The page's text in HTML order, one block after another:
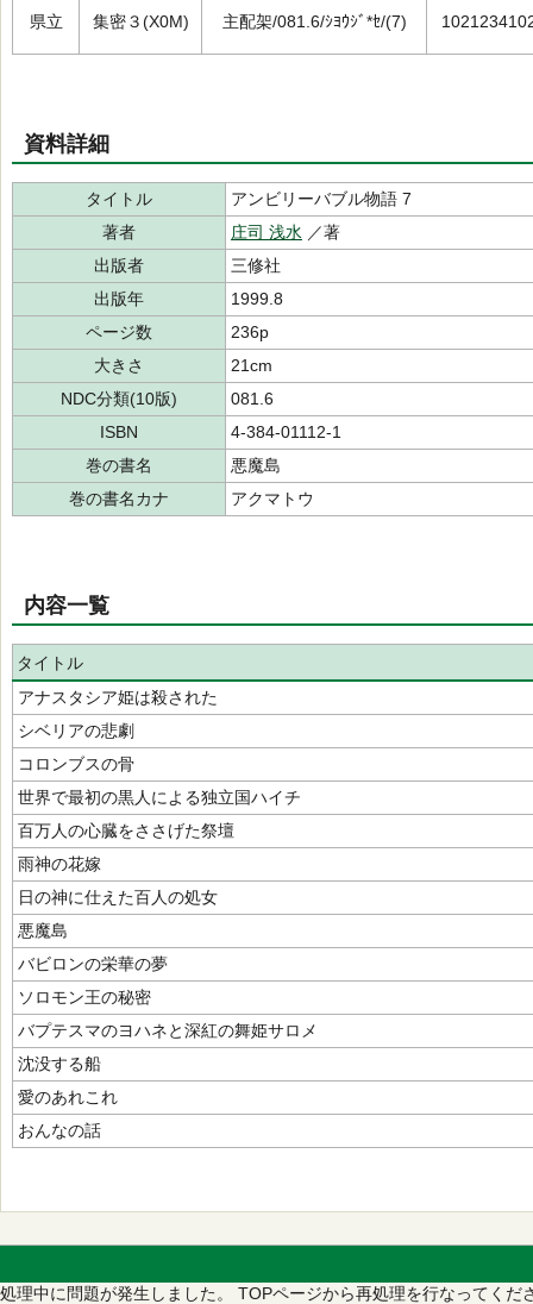
県立 集密３(X0M) 主配架/081.6/ｼﾖｳｼﾞ*ｾ/(7)
資料詳細
タイトル
アンビリーバブル物語 7
著者
庄司 浅水 ／著
出版者
三修社
出版年
1999.8
ページ数
236p
大きさ
21cm
NDC分類(10版)
081.6
ISBN
4-384-01112-1
巻の書名
悪魔島
巻の書名カナ
アクマトウ
内容一覧
タイトル
アナスタシア姫は殺された
シベリアの悲劇
コロンブスの骨
世界で最初の黒人による独立国ハイチ
百万人の心臓をささげた祭壇
雨神の花嫁
日の神に仕えた百人の処女
悪魔島
バビロンの栄華の夢
ソロモン王の秘密
バプテスマのヨハネと深紅の舞姫サロメ
沈没する船
愛のあれこれ
おんなの話
処理中に問題が発生しました。 TOPページから再処理を行なってくだ